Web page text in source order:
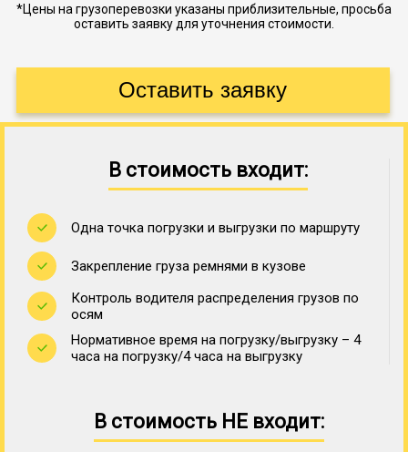
*Цены на грузоперевозки указаны приблизительные, просьба
оставить заявку для уточнения стоимости.
В стоимость входит:
Одна точка погрузки и выгрузки по маршруту
Закрепление груза ремнями в кузове
Контроль водителя распределения грузов по
осям
Нормативное время на погрузку/выгрузку – 4
часа на погрузку/4 часа на выгрузку
В стоимость НЕ входит: